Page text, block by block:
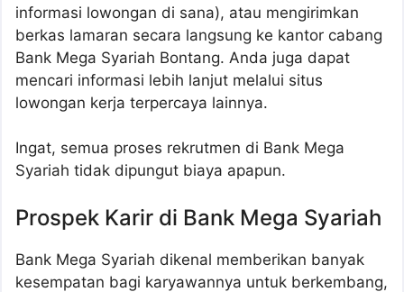
informasi lowongan di sana), atau mengirimkan
berkas lamaran secara langsung ke kantor cabang
Bank Mega Syariah Bontang. Anda juga dapat
mencari informasi lebih lanjut melalui situs
lowongan kerja terpercaya lainnya.
Ingat, semua proses rekrutmen di Bank Mega
Syariah tidak dipungut biaya apapun.
Prospek Karir di Bank Mega Syariah
Bank Mega Syariah dikenal memberikan banyak
kesempatan bagi karyawannya untuk berkembang,